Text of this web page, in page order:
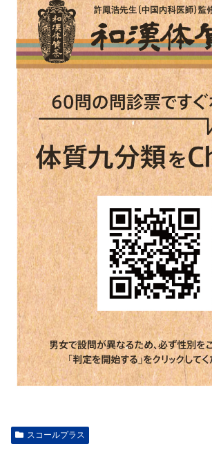
スコールプラス